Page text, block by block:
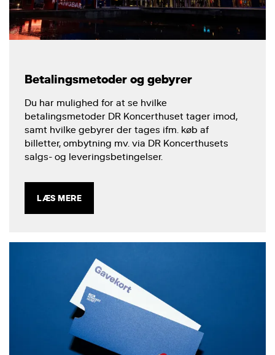
Betalingsmetoder og gebyrer
Du har mulighed for at se hvilke
betalingsmetoder DR Koncerthuset tager imod,
samt hvilke gebyrer der tages ifm. køb af
billetter, ombytning mv. via DR Koncerthusets
salgs- og leveringsbetingelser.
LÆS MERE